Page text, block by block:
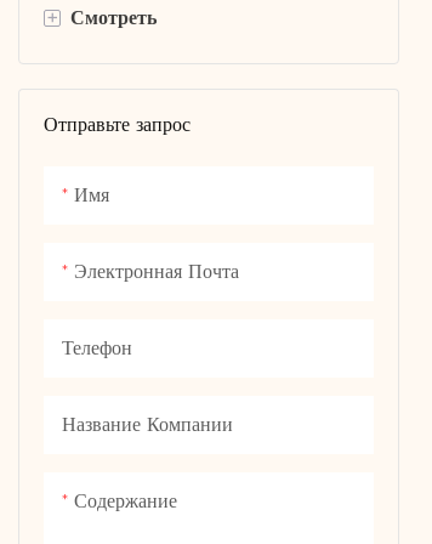
+ Смотреть
Алмазные часы
Лабораторные бриллианты
Отправьте запрос
Имя
Электронная Почта
Телефон
Название Компании
Содержание